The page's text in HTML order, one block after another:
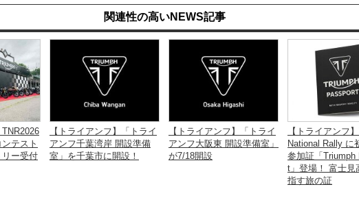
関連性の高いNEWS記事
TNR2026
テスト
リー受付
【トライアンフ】「トライ
アンフ千葉湾岸 開設準備
室」を千葉市に開設！
【トライアンフ】「トライ
アンフ大阪東 開設準備室」
が7/18開設
【トライアンフ
National Rally に
参加証「Triumph
t」登場！ 富士見
指す旅の証